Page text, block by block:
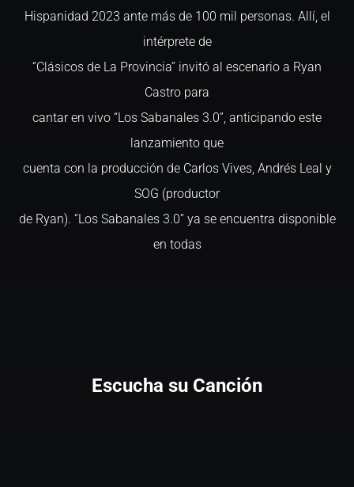
Hispanidad 2023 ante más de 100 mil personas. Allí, el
intérprete de
“Clásicos de La Provincia” invitó al escenario a Ryan
Castro para
cantar en vivo “Los Sabanales 3.0”, anticipando este
lanzamiento que
cuenta con la producción de Carlos Vives, Andrés Leal y
SOG (productor
de Ryan). “Los Sabanales 3.0” ya se encuentra disponible
en todas
Escucha su Canción